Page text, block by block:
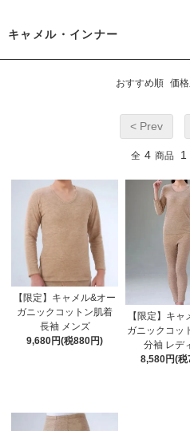
キャメル・インナー
おすすめ順 価
< Prev
全 4 商品 1
【限定】キャメル&オー
ガニックコットン肌着
長袖 メンズ
9,680円(税880円)
【限定】キャ
ガニックコッ
分袖 レデ
8,580円(税